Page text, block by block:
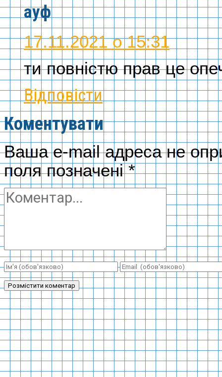
ауф
17.11.2021 о 15:31
ти повністю прав це
Відповісти
Коментувати
Ваша e-mail адреса не
поля позначені*